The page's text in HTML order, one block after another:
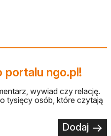
portalu ngo.pl!
wywiad czy relację.
tysięcy osób, które czytają
Dodaj